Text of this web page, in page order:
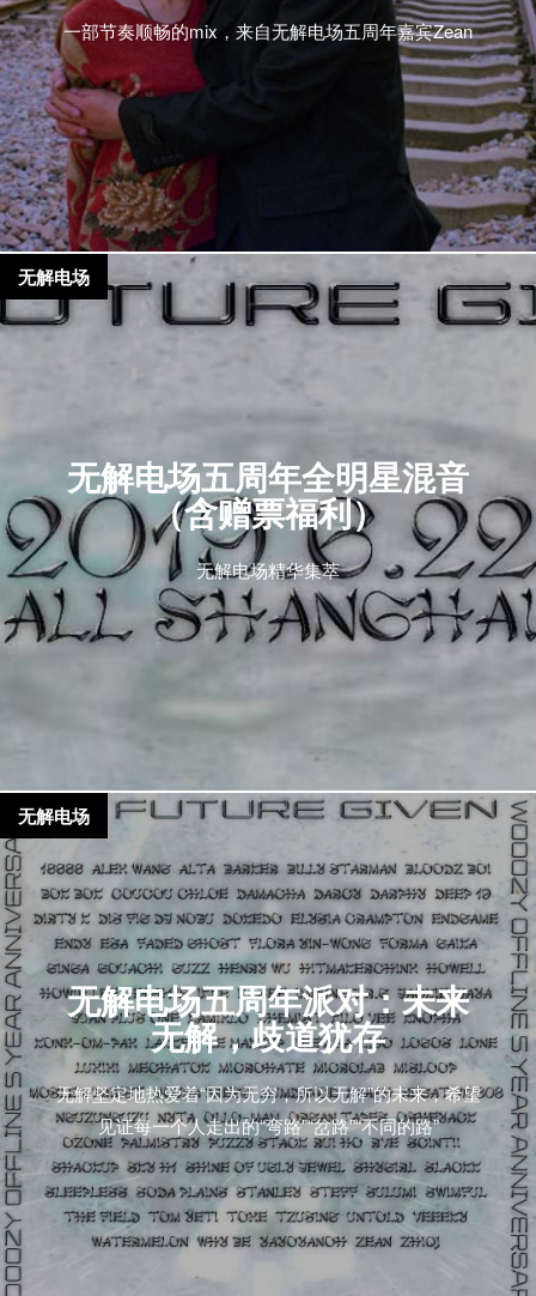
一部节奏顺畅的mix，来自无解电场五周年嘉宾Zean
无解电场五周年全明星混音
（含赠票福利）
无解电场精华集萃
无解电场
无解电场五周年派对：未来
无解，歧道犹存
无解坚定地热爱着“因为无穷，所以无解”的未来，希望
见证每一个人走出的“弯路”“岔路”“不同的路”
无解电场